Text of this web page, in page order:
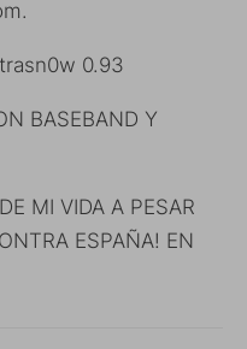
0.93
BASEBAND Y
MI VIDA A PESAR
ESPAÑA! EN